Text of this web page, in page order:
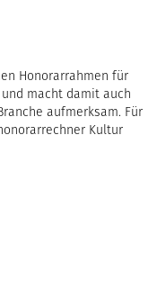
Honorarrahmen für
macht damit auch
aufmerksam. Für
Kultur